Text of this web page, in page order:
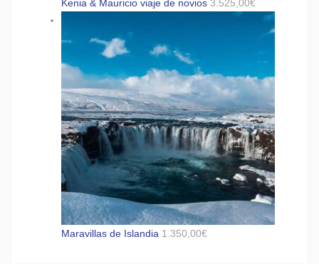
Kenia & Mauricio viaje de novios 3.525,00€
Maravillas de Islandia 1.350,00€